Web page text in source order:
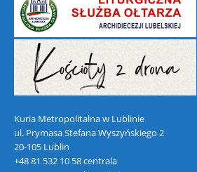
Kuria Metropolitalna w Lublinie
ul. Prymasa Stefana Wyszyńskiego 2
20-105 Lublin
+48 81 532 10 58 centrala